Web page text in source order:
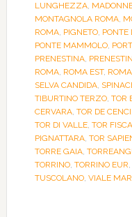
LUNGHEZZA,
MONTAGNOLA ROMA,
ROMA, PIGNETO, PONTE
PONTE MAMMOLO,
PRENESTINA,
ROMA, ROMA EST,
SELVA CANDIDA,
TIBURTINO TERZO, TOR
CERVARA, TOR DE CENCI
TOR DI VALLE, TOR
PIGNATTARA, TOR
TORRE GAIA,
TORRINO, TORRINO EUR,
TUSCOLANO, VIALE